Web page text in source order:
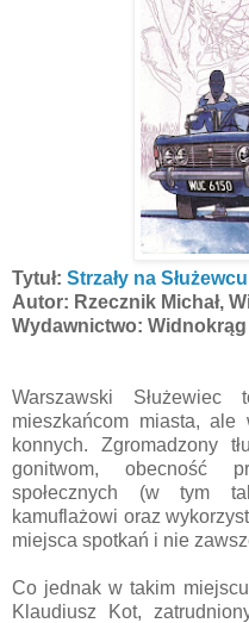
Tytuł: Strzały na Służewcu
Autor: Rzecznik Michał,
Wydawnictwo: Widnokrąg
Warszawski
mieszkańcom miasta,
konnych. Zgromadzony
gonitwom, obecność
społecznych (w tym
kamuflażowi oraz
miejsca spotkań i nie
Co jednak w takim
Klaudiusz Kot,